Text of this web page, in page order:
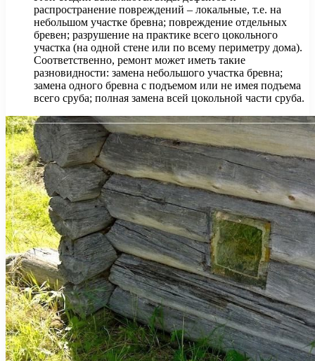
распространение повреждений – локальные, т.е. на
небольшом участке бревна; повреждение отдельных
бревен; разрушение на практике всего цокольного
участка (на одной стене или по всему периметру дома).
Соответственно, ремонт может иметь такие
разновидности: замена небольшого участка бревна;
замена одного бревна с подъемом или не имея подъема
всего сруба; полная замена всей цокольной части сруба.